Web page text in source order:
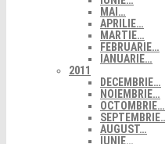
MAI…
APRILIE…
MARTIE…
FEBRUARIE…
IANUARIE…
2011
DECEMBRIE…
NOIEMBRIE…
OCTOMBRIE…
AUGUST…
IUNIE…